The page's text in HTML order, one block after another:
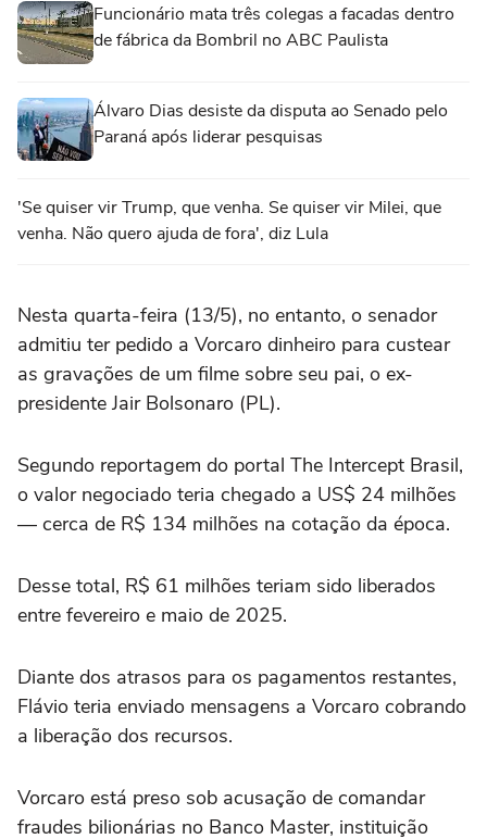
Funcionário mata três colegas a facadas dentro
de fábrica da Bombril no ABC Paulista
Álvaro Dias desiste da disputa ao Senado pelo
Paraná após liderar pesquisas
'Se quiser vir Trump, que venha. Se quiser vir Milei, que
venha. Não quero ajuda de fora', diz Lula
Nesta quarta-feira (13/5), no entanto, o senador
admitiu ter pedido a Vorcaro dinheiro para custear
as gravações de um filme sobre seu pai, o ex-
presidente Jair Bolsonaro (PL).
Segundo reportagem do portal The Intercept Brasil,
o valor negociado teria chegado a US$ 24 milhões
— cerca de R$ 134 milhões na cotação da época.
Desse total, R$ 61 milhões teriam sido liberados
entre fevereiro e maio de 2025.
Diante dos atrasos para os pagamentos restantes,
Flávio teria enviado mensagens a Vorcaro cobrando
a liberação dos recursos.
Vorcaro está preso sob acusação de comandar
fraudes bilionárias no Banco Master, instituição